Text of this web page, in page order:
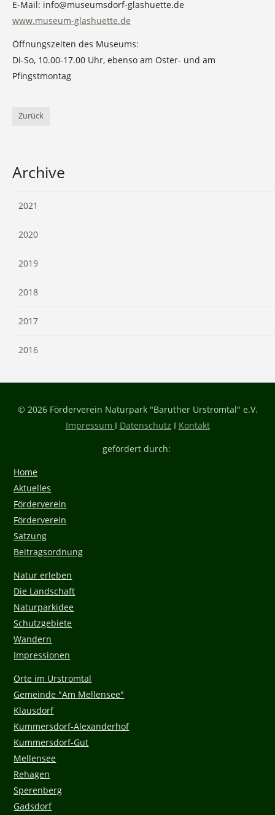
E-Mail: info@museumsdorf-glashuette.de
www.museum-glashuette.de
Öffnungszeiten des Museums:
Di-So, 10.00-17.00 Uhr, ebenso am Oster- und am
Pfingstmontag
Zurück
Archive
2021
2020
2019
2018
2017
2016
© 2026 Förderverein Naturpark "Baruther Urstromtal" e.V.
Impressum I Datenschutz I Kontakt
gefördert durch:
Home
Aktuelles
Förderverein
Förderverein
Satzung
Beitragsordnung
Natur erleben
Die Landschaft
Naturparkidee
Schutzgebiete
Wandern
Impressionen
Orte im Urstromtal
Gemeinde "Am Mellensee"
Klausdorf
Kummersdorf-Alexanderhof
Kummersdorf-Gut
Mellensee
Rehagen
Sperenberg
Gadsdorf